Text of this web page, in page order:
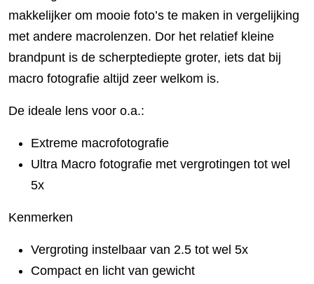
makkelijker om mooie foto’s te maken in vergelijking
met andere macrolenzen. Dor het relatief kleine
brandpunt is de scherptediepte groter, iets dat bij
macro fotografie altijd zeer welkom is.
De ideale lens voor o.a.:
Extreme macrofotografie
Ultra Macro fotografie met vergrotingen tot wel
5x
Kenmerken
Vergroting instelbaar van 2.5 tot wel 5x
Compact en licht van gewicht